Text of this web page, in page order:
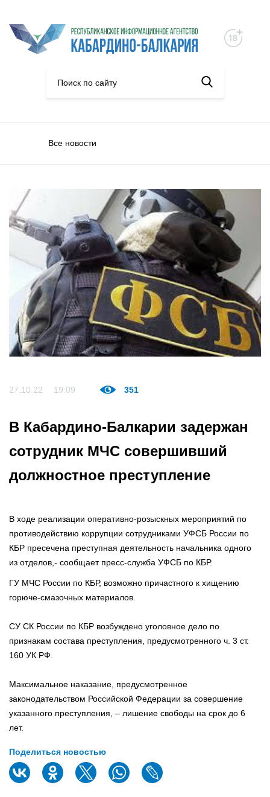
Все новости
Происшествия
27.10.22 19:09 351
В Кабардино-Балкарии задержан
сотрудник МЧС совершивший
должностное преступление
В ходе реализации оперативно-розыскных мероприятий по
противодействию коррупции сотрудниками УФСБ России по
КБР пресечена преступная деятельность начальника одного
из отделов,- сообщает пресс-служба УФСБ по КБР.
ГУ МЧС России по КБР, возможно причастного к хищению
горюче-смазочных материалов.
СУ СК России по КБР возбуждено уголовное дело по
признакам состава преступления, предусмотренного ч. 3 ст.
160 УК РФ.
Максимальное наказание, предусмотренное
законодательством Российской Федерации за совершение
указанного преступления, – лишение свободы на срок до 6
лет.
Поделиться новостью